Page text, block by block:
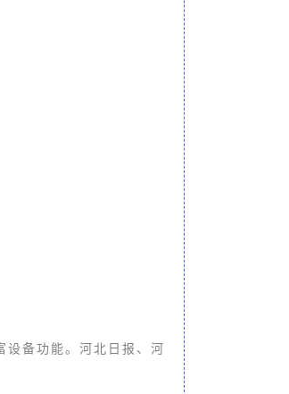
备功能。河北日报、河